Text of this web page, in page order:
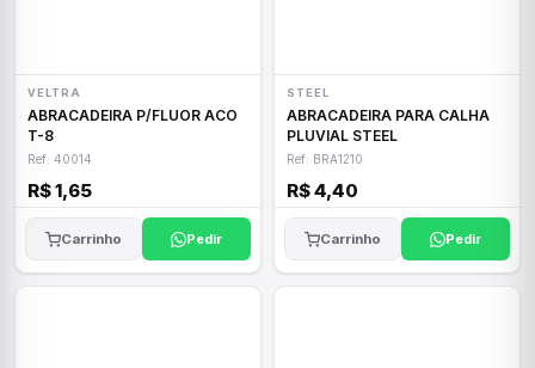
VELTRA
ABRACADEIRA P/FLUOR ACO
T-8
Ref: 40014
R$ 1,65
Carrinho Pedir
STEEL
ABRACADEIRA PARA CALHA
PLUVIAL STEEL
Ref: BRA1210
R$ 4,40
Carrinho Pedir